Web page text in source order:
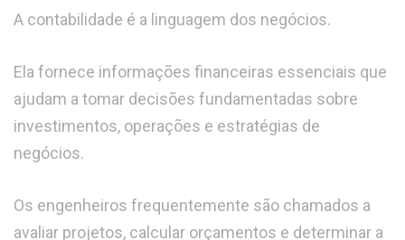
A contabilidade é a linguagem dos negócios.
Ela fornece informações financeiras essenciais que
ajudam a tomar decisões fundamentadas sobre
investimentos, operações e estratégias de
negócios.
Os engenheiros frequentemente são chamados a
avaliar projetos, calcular orçamentos e determinar a